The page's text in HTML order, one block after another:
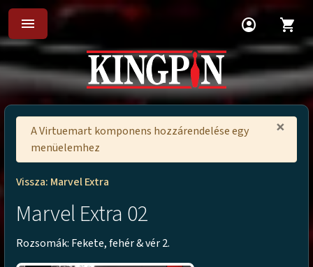
menu account_circle shopping_cart
×
A Virtuemart komponens hozzárendelése egy
menüelemhez
Vissza: Marvel Extra
Marvel Extra 02
Rozsomák: Fekete, fehér & vér 2.